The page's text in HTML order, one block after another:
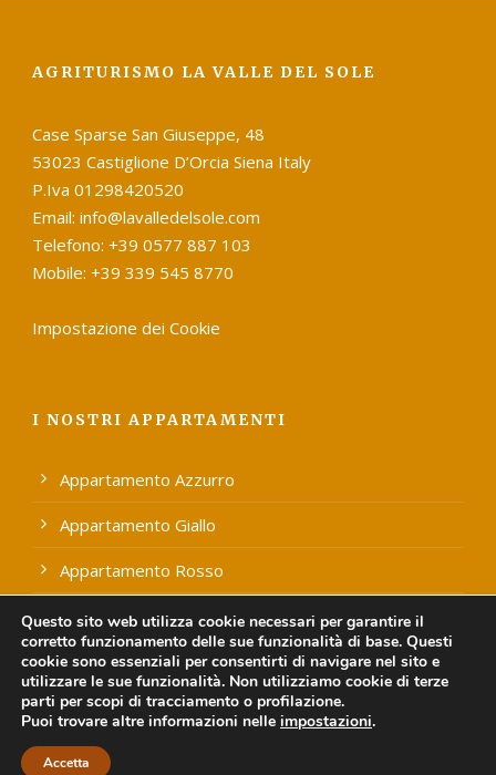
AGRITURISMO LA VALLE DEL SOLE
Case Sparse San Giuseppe, 48
53023 Castiglione D’Orcia Siena Italy
P.Iva 01298420520
Email: info@lavalledelsole.com
Telefono: +39 0577 887 103
Mobile: +39 339 545 8770
Impostazione dei Cookie
I NOSTRI APPARTAMENTI
Appartamento Azzurro
Appartamento Giallo
Appartamento Rosso
Appartamento Verde
Copyright 2018 All Right Reserved La Valle Del Sole
Questo sito web utilizza cookie necessari per garantire il
corretto funzionamento delle sue funzionalità di base. Questi
cookie sono essenziali per consentirti di navigare nel sito e
utilizzare le sue funzionalità. Non utilizziamo cookie di terze
parti per scopi di tracciamento o profilazione.
Puoi trovare altre informazioni nelle impostazioni.
Accetta